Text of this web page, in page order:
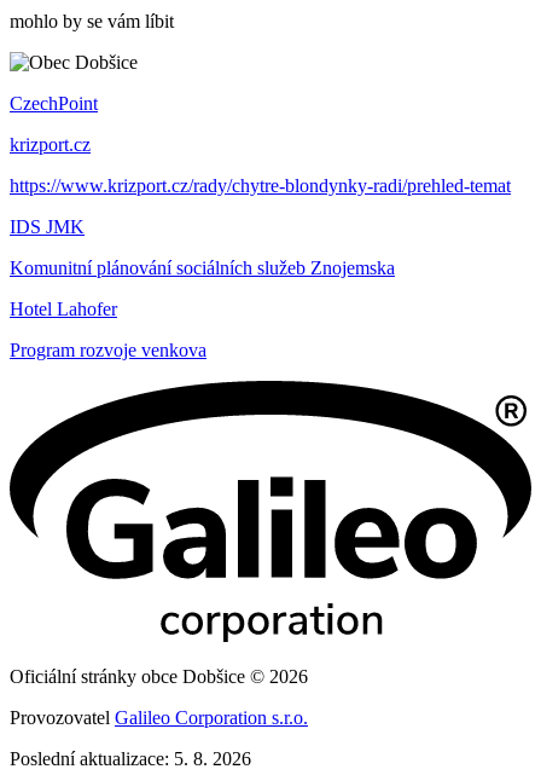
mohlo by se vám líbit
CzechPoint
krizport.cz
https://www.krizport.cz/rady/chytre-blondynky-radi/prehled-temat
IDS JMK
Komunitní plánování sociálních služeb Znojemska
Hotel Lahofer
Program rozvoje venkova
Oficiální stránky obce Dobšice © 2026
Provozovatel Galileo Corporation s.r.o.
Poslední aktualizace: 5. 8. 2026